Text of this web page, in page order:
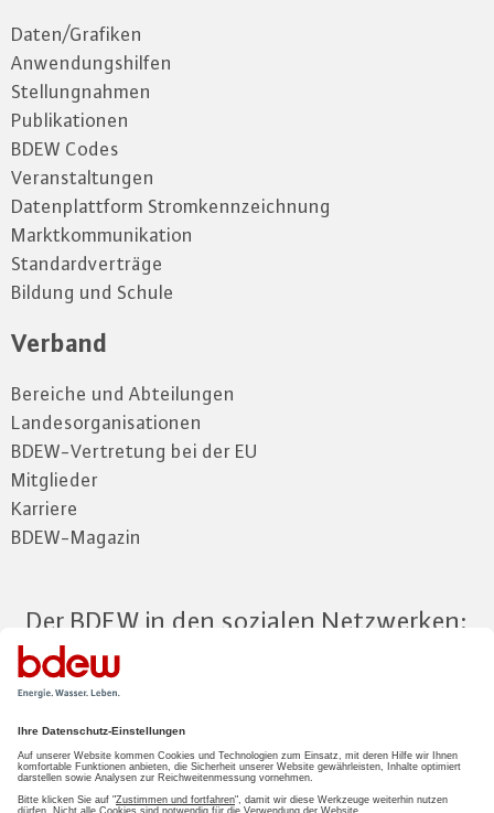
Daten/Grafiken
Anwendungshilfen
Stellungnahmen
Publikationen
BDEW Codes
Veranstaltungen
Datenplattform Stromkennzeichnung
Marktkommunikation
Standardverträge
Bildung und Schule
Verband
Bereiche und Abteilungen
Landesorganisationen
BDEW-Vertretung bei der EU
Mitglieder
Karriere
BDEW-Magazin
Der BDEW in den sozialen Netzwerken:
Zum Mitgliederbereich